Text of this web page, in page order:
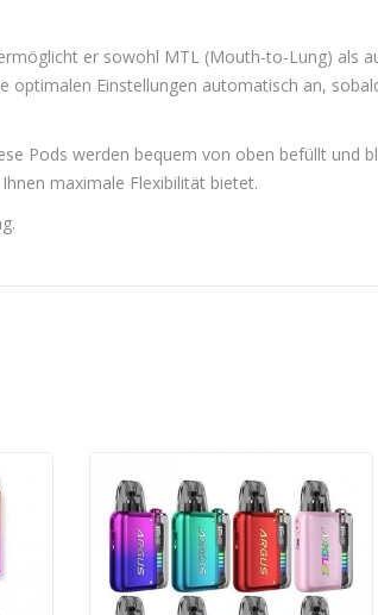
er sowohl MTL (Mouth-to-Lung) als
Einstellungen automatisch an,
Pods werden bequem von oben befüllt und
maximale Flexibilität bietet.